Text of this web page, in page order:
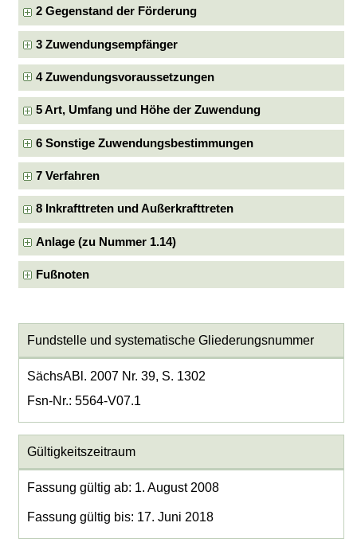
2 Gegenstand der Förderung
3 Zuwendungsempfänger
4 Zuwendungsvoraussetzungen
5 Art, Umfang und Höhe der Zuwendung
6 Sonstige Zuwendungsbestimmungen
7 Verfahren
8 Inkrafttreten und Außerkrafttreten
Anlage (zu Nummer 1.14)
Fußnoten
Fundstelle und systematische Gliederungsnummer
SächsABl. 2007 Nr. 39, S. 1302
Fsn-Nr.: 5564-V07.1
Gültigkeitszeitraum
Fassung gültig ab: 1. August 2008
Fassung gültig bis: 17. Juni 2018